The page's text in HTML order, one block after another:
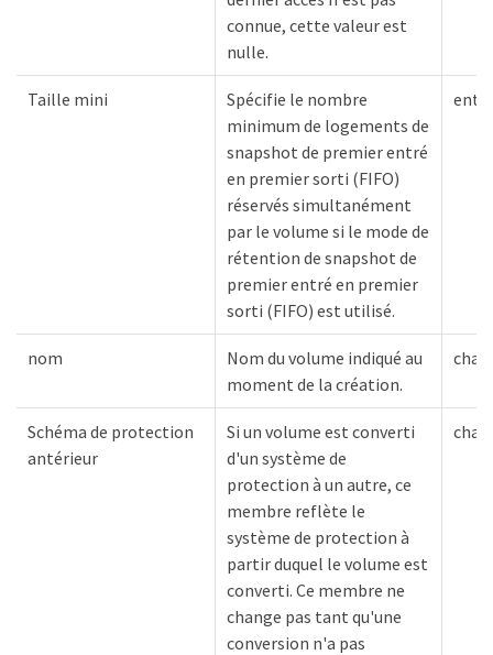
connue, cette valeur est
nulle.
Taille mini
Spécifie le nombre
minimum de logements de
snapshot de premier entré
en premier sorti (FIFO)
réservés simultanément
par le volume si le mode de
rétention de snapshot de
premier entré en premier
sorti (FIFO) est utilisé.
nom
Nom du volume indiqué au
moment de la création.
Schéma de protection
antérieur
Si un volume est converti
d'un système de
protection à un autre, ce
membre reflète le
système de protection à
partir duquel le volume est
converti. Ce membre ne
change pas tant qu'une
conversion n'a pas